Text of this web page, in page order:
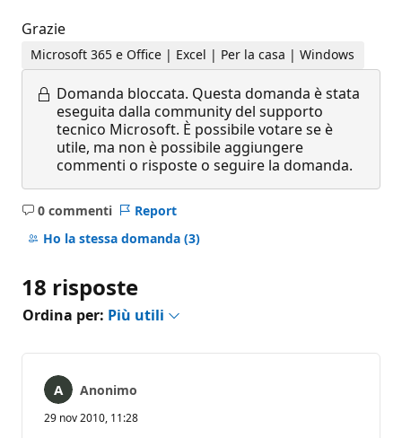
Grazie
Microsoft 365 e Office | Excel | Per la casa | Windows
Domanda bloccata. Questa domanda è stata
eseguita dalla community del supporto
tecnico Microsoft. È possibile votare se è
utile, ma non è possibile aggiungere
commenti o risposte o seguire la domanda.
0 commenti
Nessun
commento
Report
Ho la stessa domanda (3)
18 risposte
Ordina per: Più utili
Anonimo
29 nov 2010, 11:28